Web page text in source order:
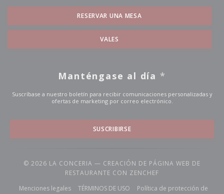
RESERVAR UNA MESA
VALES
Manténgase al día *
Suscríbase a nuestro boletín para recibir comunicaciones personalizadas y
ofertas de marketing por correo electrónico.
SUSCRIBIRSE
© 2026 LA CONCERIA — CREACIÓN DE PÁGINA WEB DE
RESTAURANTE CON ZENCHEF
Menciones legales((abre en una nueva ventana))
TÉRMINOS DE USO((abre en una nueva ventana))
Política de protección de